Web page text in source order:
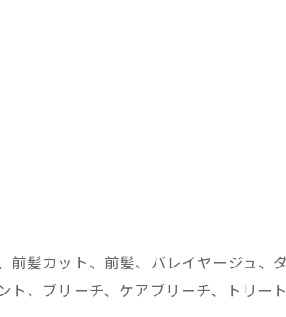
髪カット、前髪、バレイヤージュ、
、ブリーチ、ケアブリーチ、トリー